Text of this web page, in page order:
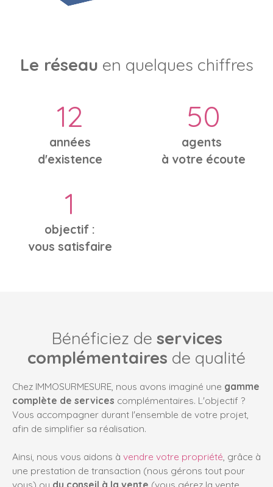
Le réseau en quelques chiffres
12
années
d'existence
50
agents
à votre écoute
1
objectif :
vous satisfaire
Bénéficiez de services
complémentaires de qualité
Chez IMMOSURMESURE, nous avons imaginé une gamme
complète de services complémentaires. L'objectif ?
Vous accompagner durant l'ensemble de votre projet,
afin de simplifier sa réalisation.
Ainsi, nous vous aidons à vendre votre propriété , grâce à
une prestation de transaction (nous gérons tout pour
vous) ou du conseil à la vente (vous gérez la vente